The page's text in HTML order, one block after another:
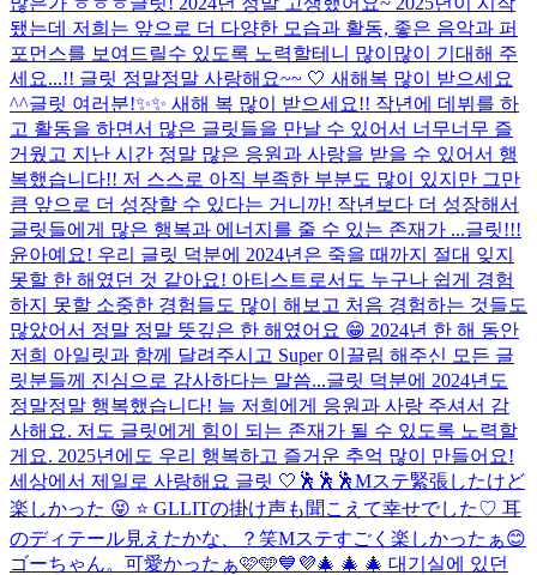
됐는데 저희는 앞으로 더 다양한 모습과 활동, 좋은 음악과 퍼
포먼스를 보여드릴수 있도록 노력할테니 많이많이 기대해 주
세요...!! 글릿 정말정말 사랑해요~~ 🤍 새해복 많이 받으세요
^^글릿 여러분!✨✨ 새해 복 많이 받으세요!! 작년에 데뷔를 하
고 활동을 하면서 많은 글릿들을 만날 수 있어서 너무너무 즐
거웠고 지난 시간 정말 많은 응원과 사랑을 받을 수 있어서 행
복했습니다!! 저 스스로 아직 부족한 부분도 많이 있지만 그만
큼 앞으로 더 성장할 수 있다는 거니까! 작년보다 더 성장해서
글릿들에게 많은 행복과 에너지를 줄 수 있는 존재가 ...글릿!!!
윤아예요! 우리 글릿 덕분에 2024년은 죽을 때까지 절대 잊지
못할 한 해였던 것 같아요! 아티스트로서도 누구나 쉽게 경험
하지 못할 소중한 경험들도 많이 해보고 처음 경험하는 것들도
많았어서 정말 정말 뜻깊은 한 해였어요 😁 2024년 한 해 동안
저희 아일릿과 함께 달려주시고 Super 이끌림 해주신 모든 글
릿분들께 진심으로 감사하다는 말씀...글릿 덕분에 2024년도
정말정말 행복했습니다! 늘 저희에게 응원과 사랑 주셔서 감
사해요. 저도 글릿에게 힘이 되는 존재가 될 수 있도록 노력할
게요. 2025년에도 우리 행복하고 즐거운 추억 많이 만들어요!
세상에서 제일로 사랑해요 글릿 🤍 🕺🕺🕺Mステ緊張したけど
楽しかった 😝 ⭐ GLLITの掛け声も聞こえて幸せでした♡ 耳
のディテール見えたかな、？笑Mステすごく楽しかったぁ😊
ゴーちゃん。可愛かったぁ🩷🩵💙💜🎄 🎄 🎄 대기실에 있던